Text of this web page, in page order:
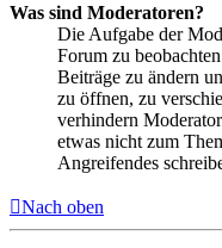
Was sind Moderatoren?
Die Aufgabe der
Forum zu
Beiträge zu ändern
zu öffnen, zu
verhindern
etwas nicht zum
Angreifendes
Nach oben